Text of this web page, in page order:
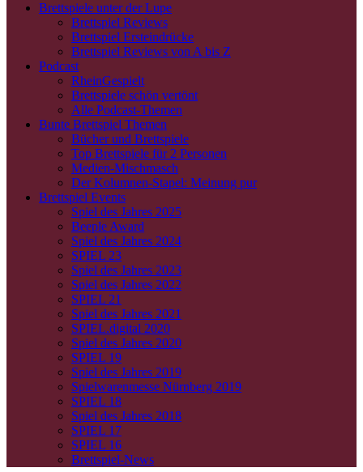
Brettspiele unter der Lupe
Brettspiel Reviews
Brettspiel Ersteindrücke
Brettspiel Reviews von A bis Z
Podcast
RheinGespielt
Brettspiele schön vertönt
Alle Podcast-Themen
Bunte Brettspiel Themen
Bücher und Brettspiele
Top Brettspiele für 2 Personen
Medien-Mischmasch
Der Kolumnen-Stapel: Meinung pur
Brettspiel Events
Spiel des Jahres 2025
Beeple Award
Spiel des Jahres 2024
SPIEL 23
Spiel des Jahres 2023
Spiel des Jahres 2022
SPIEL 21
Spiel des Jahres 2021
SPIEL.digital 2020
Spiel des Jahres 2020
SPIEL 19
Spiel des Jahres 2019
Spielwarenmesse Nürnberg 2019
SPIEL 18
Spiel des Jahres 2018
SPIEL 17
SPIEL 16
Brettspiel-News